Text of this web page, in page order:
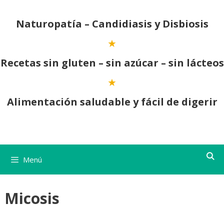
contenido
Naturopatía – Candidiasis y Disbiosis
Recetas sin gluten – sin azúcar – sin lácteos
Alimentación saludable y fácil de digerir
Menú
Micosis